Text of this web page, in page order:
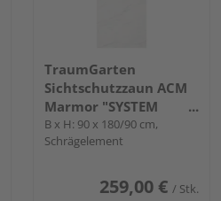
TraumGarten
Sichtschutzzaun ACM
Marmor "SYSTEM
BOARD"
B x H: 90 x 180/90 cm,
Schrägelement
259,00 € / Stk.